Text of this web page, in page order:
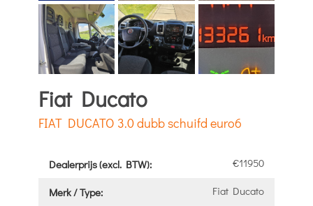
Fiat Ducato
FIAT DUCATO 3.0 dubb schuifd euro6
Dealerprijs (excl. BTW): €11950
Merk / Type: Fiat Ducato